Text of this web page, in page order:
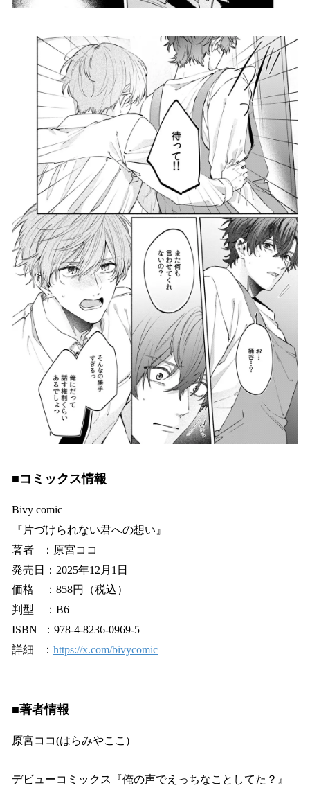
■コミックス情報
Bivy comic
『片づけられない君への想い』
著者 ：原宮ココ
発売日：2025年12月1日
価格 ：858円（税込）
判型 ：B6
ISBN ：978-4-8236-0969-5
詳細 ： https://x.com/bivycomic
■著者情報
原宮ココ(はらみやここ)
デビューコミックス『俺の声でえっちなことしてた？』